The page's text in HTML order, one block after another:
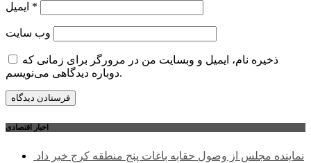
*
وب‌ سایت
ذخیره نام، ایمیل و وبسایت من در مرورگر برای زمانی که
دوباره دیدگاهی می‌نویسم.
اخبار اقتصادی
نماینده مجلس از وصول حقابه باغات پنج منطقه کرج خبر داد